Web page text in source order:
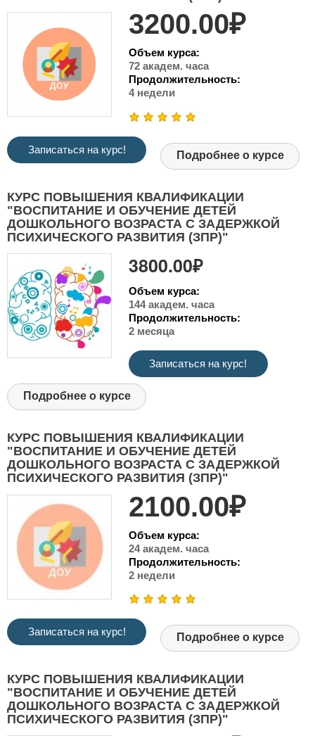
3200.00₽
Объем курса:
72 академ. часа
Продолжительность:
4 недели
Записаться на курс! Подробнее о курсе
КУРС ПОВЫШЕНИЯ КВАЛИФИКАЦИИ
"ВОСПИТАНИЕ И ОБУЧЕНИЕ ДЕТЕЙ
ДОШКОЛЬНОГО ВОЗРАСТА С ЗАДЕРЖКОЙ
ПСИХИЧЕСКОГО РАЗВИТИЯ (ЗПР)"
3800.00₽
Объем курса:
144 академ. часа
Продолжительность:
2 месяца
Записаться на курс!
Подробнее о курсе
КУРС ПОВЫШЕНИЯ КВАЛИФИКАЦИИ
"ВОСПИТАНИЕ И ОБУЧЕНИЕ ДЕТЕЙ
ДОШКОЛЬНОГО ВОЗРАСТА С ЗАДЕРЖКОЙ
ПСИХИЧЕСКОГО РАЗВИТИЯ (ЗПР)"
2100.00₽
Объем курса:
24 академ. часа
Продолжительность:
2 недели
Записаться на курс! Подробнее о курсе
КУРС ПОВЫШЕНИЯ КВАЛИФИКАЦИИ
"ВОСПИТАНИЕ И ОБУЧЕНИЕ ДЕТЕЙ
ДОШКОЛЬНОГО ВОЗРАСТА С ЗАДЕРЖКОЙ
ПСИХИЧЕСКОГО РАЗВИТИЯ (ЗПР)"